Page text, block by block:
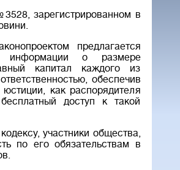
зарегистрированном в
предлагается
информации о размере
капитал каждого из
обеспечив
как распорядителя
доступ к такой
участники общества,
по его обязательствам в